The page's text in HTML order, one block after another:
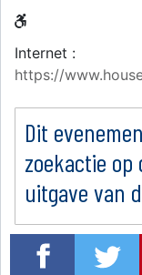
Internet :
https://
Dit
zoekactie op
uitgave van